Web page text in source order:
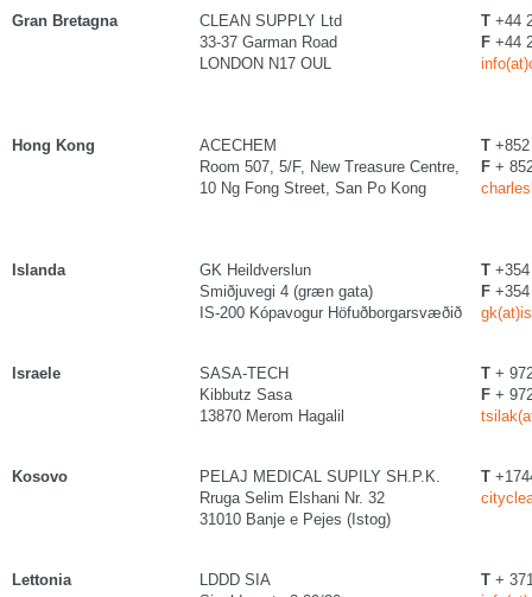
Gran Bretagna
CLEAN SUPPLY Ltd
33-37 Garman Road
LONDON N17 OUL
T +44
F +44
Hong Kong
ACECHEM
Room 507, 5/F, New Treasure Centre,
10 Ng Fong Street, San Po Kong
T
F +
Islanda
GK Heildverslun
Smiðjuvegi 4 (græn gata)
IS-200 Kópavogur Höfuðborgarsvæðið
T
F
Israele
SASA-TECH
Kibbutz Sasa
13870 Merom Hagalil
T +
F +
Kosovo
PELAJ MEDICAL SUPILY SH.P.K.
Rruga Selim Elshani Nr. 32
31010 Banje e Pejes (Istog)
T
Lettonia
LDDD SIA
T +